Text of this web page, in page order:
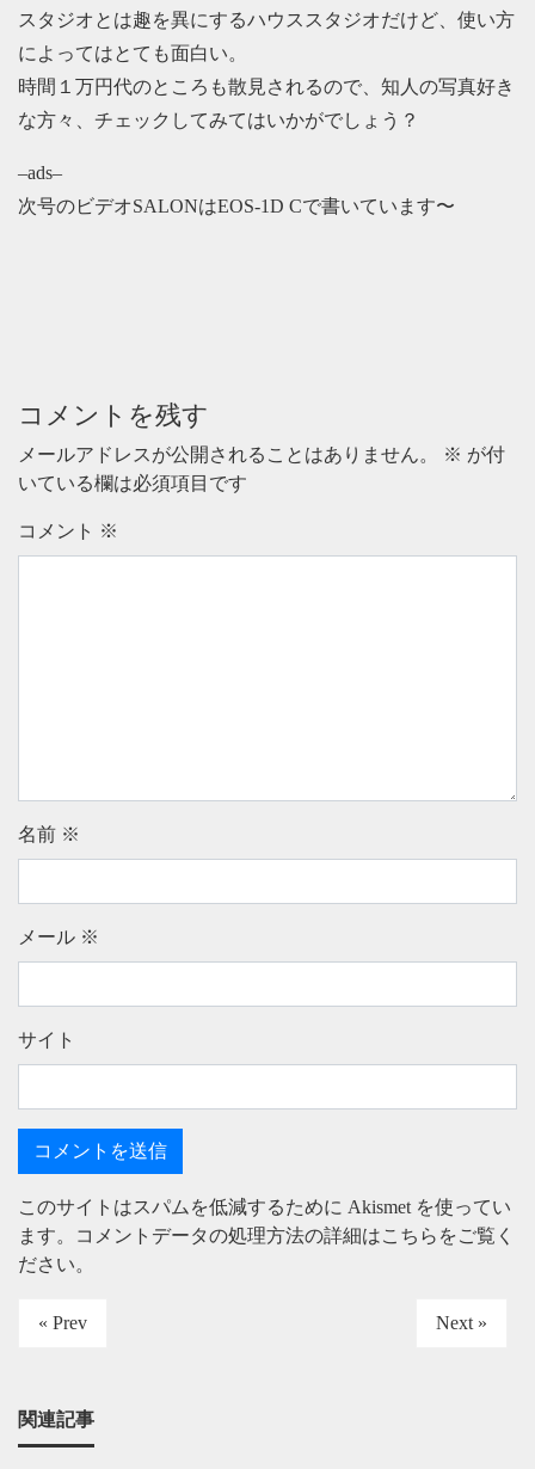
スタジオとは趣を異にするハウススタジオだけど、使い方
によってはとても面白い。
時間１万円代のところも散見されるので、知人の写真好き
な方々、チェックしてみてはいかがでしょう？
–ads–
次号のビデオSALONはEOS-1D Cで書いています〜
コメントを残す
メールアドレスが公開されることはありません。 ※ が付
いている欄は必須項目です
コメント ※
名前 ※
メール ※
サイト
このサイトはスパムを低減するために Akismet を使ってい
ます。
コメントデータの処理方法の詳細はこちらをご覧く
ださい。
« Prev Next »
関連記事